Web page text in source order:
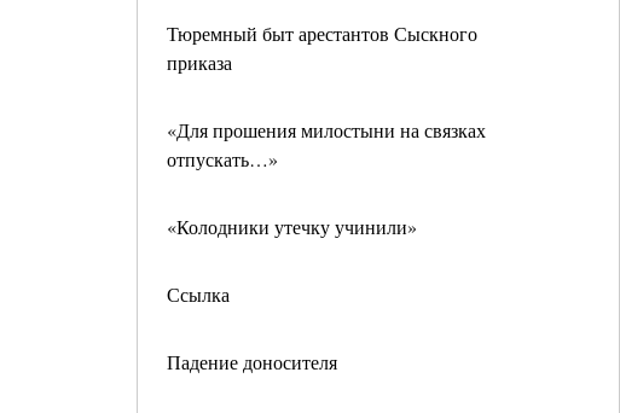
Тюремный быт арестантов Сыскного
приказа
«Для прошения милостыни на связках
отпускать…»
«Колодники утечку учинили»
Ссылка
Падение доносителя